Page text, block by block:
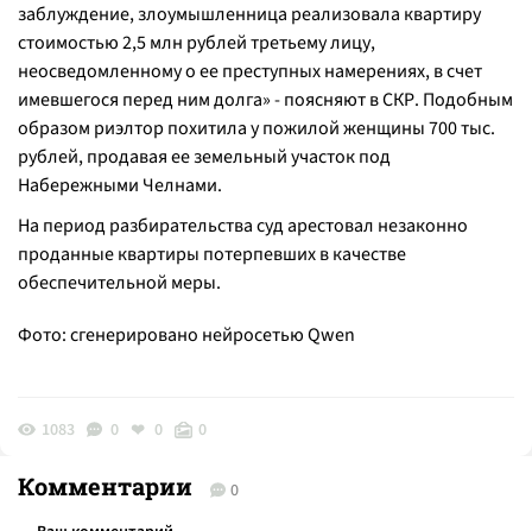
заблуждение, злоумышленница реализовала квартиру
стоимостью 2,5 млн рублей третьему лицу,
неосведомленному о ее преступных намерениях, в счет
имевшегося перед ним долга» - поясняют в СКР. Подобным
образом риэлтор похитила у пожилой женщины 700 тыс.
рублей, продавая ее земельный участок под
Набережными Челнами.
На период разбирательства суд арестовал незаконно
проданные квартиры потерпевших в качестве
обеспечительной меры.
Фото: сгенерировано нейросетью Qwen
1083 0 0 0
Комментарии 0